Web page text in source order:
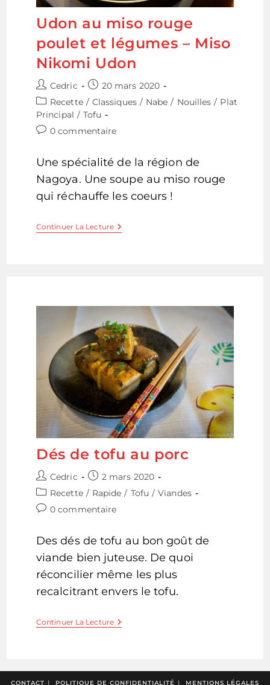
Udon au miso rouge
poulet et légumes – Miso
Nikomi Udon
Auteur/autrice
de
la
publication :
Cedric
Publication
publiée :
20 mars 2020
Post
category:
Recette / Classiques / Nabe / Nouilles / Plat
Principal / Tofu
Commentaires
publication :
0 commentaire
Une spécialité de la région de
Nagoya. Une soupe au miso rouge
qui réchauffe les coeurs !
Continuer La LectureUdon
Miso
Udon
Dés de tofu au porc
Auteur/autrice
de
publication :
Cedric
Publication
publiée :
2 mars 2020
Post
category:
Recette / Rapide / Tofu / Viandes
Commentaires
publication :
0 commentaire
Des dés de tofu au bon goût de
viande bien juteuse. De quoi
réconcilier même les plus
recalcitrant envers le tofu.
Continuer La LectureDés
CONTACT POLITIQUE DE CONFIDENTIALITÉ MENTIONS LÉGALES